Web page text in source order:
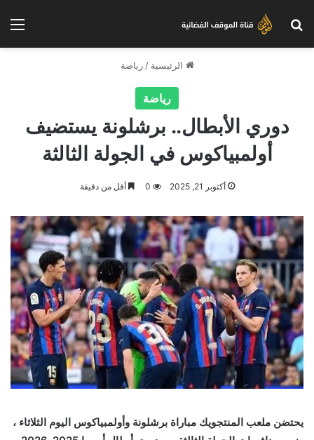
بحث عن
الرئيسية / رياضة
رياضة
دوري الأبطال.. برشلونة يستضيف
أولمبياكوس في الجولة الثالثة
أكتوبر 21, 2025 0 أقل من دقيقة
يحتضن ملعب المنتجويك مباراة برشلونة وأولمبياكوس اليوم الثلاثاء ،